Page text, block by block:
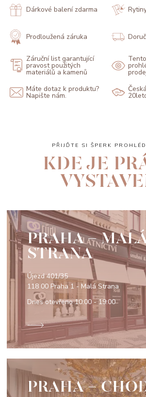
Dárkové balení zdarma
Prodloužená záruka
Záruční list garantující
pravost použitých
materiálů a kamenů
Máte dotaz k produktu?
Napište nám.
PŘIJĎTE SI ŠPERK
KDE JE
PRAHA -
STRANA
Újezd 401/35
118 00 Praha 1 - Malá Strana
Dnes otevřeno10:00 - 19:00
PRAHA -